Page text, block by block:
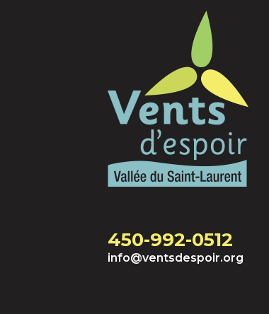
450-992-0512
info@ventsdespoir.org